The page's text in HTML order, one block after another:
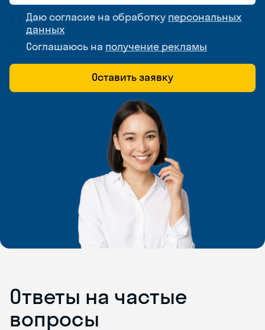
Даю согласие на обработку персональных
данных
Соглашаюсь на получение рекламы
Оставить заявку
Ответы на частые
вопросы